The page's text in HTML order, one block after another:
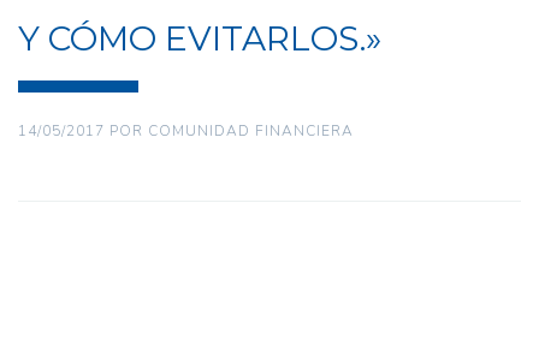
Y CÓMO EVITARLOS.»
14/05/2017 POR COMUNIDAD FINANCIERA